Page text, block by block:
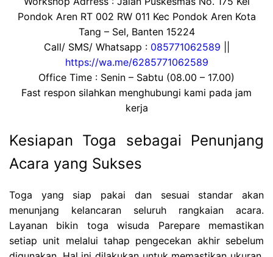
Pondok Aren RT 002 RW 011 Kec Pondok Aren Kota
Tang – Sel, Banten 15224
Call/ SMS/ Whatsapp : 085771062589
https://wa.me/6285771062589
Office Time : Senin – Sabtu (08.00 – 17.00)
Fast respon silahkan menghubungi kami pada jam
kerja
Kesiapan Toga sebagai Penunjang
Acara yang Sukses
Toga yang siap pakai dan sesuai standar akan
menunjang kelancaran seluruh rangkaian acara.
Layanan bikin toga wisuda Parepare memastikan
setiap unit melalui tahap pengecekan akhir sebelum